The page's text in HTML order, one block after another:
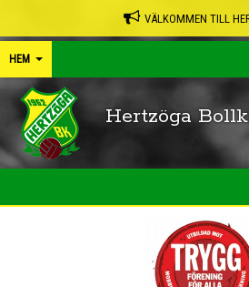
VÄLKOMMEN TILL
HEM
Hertzöga